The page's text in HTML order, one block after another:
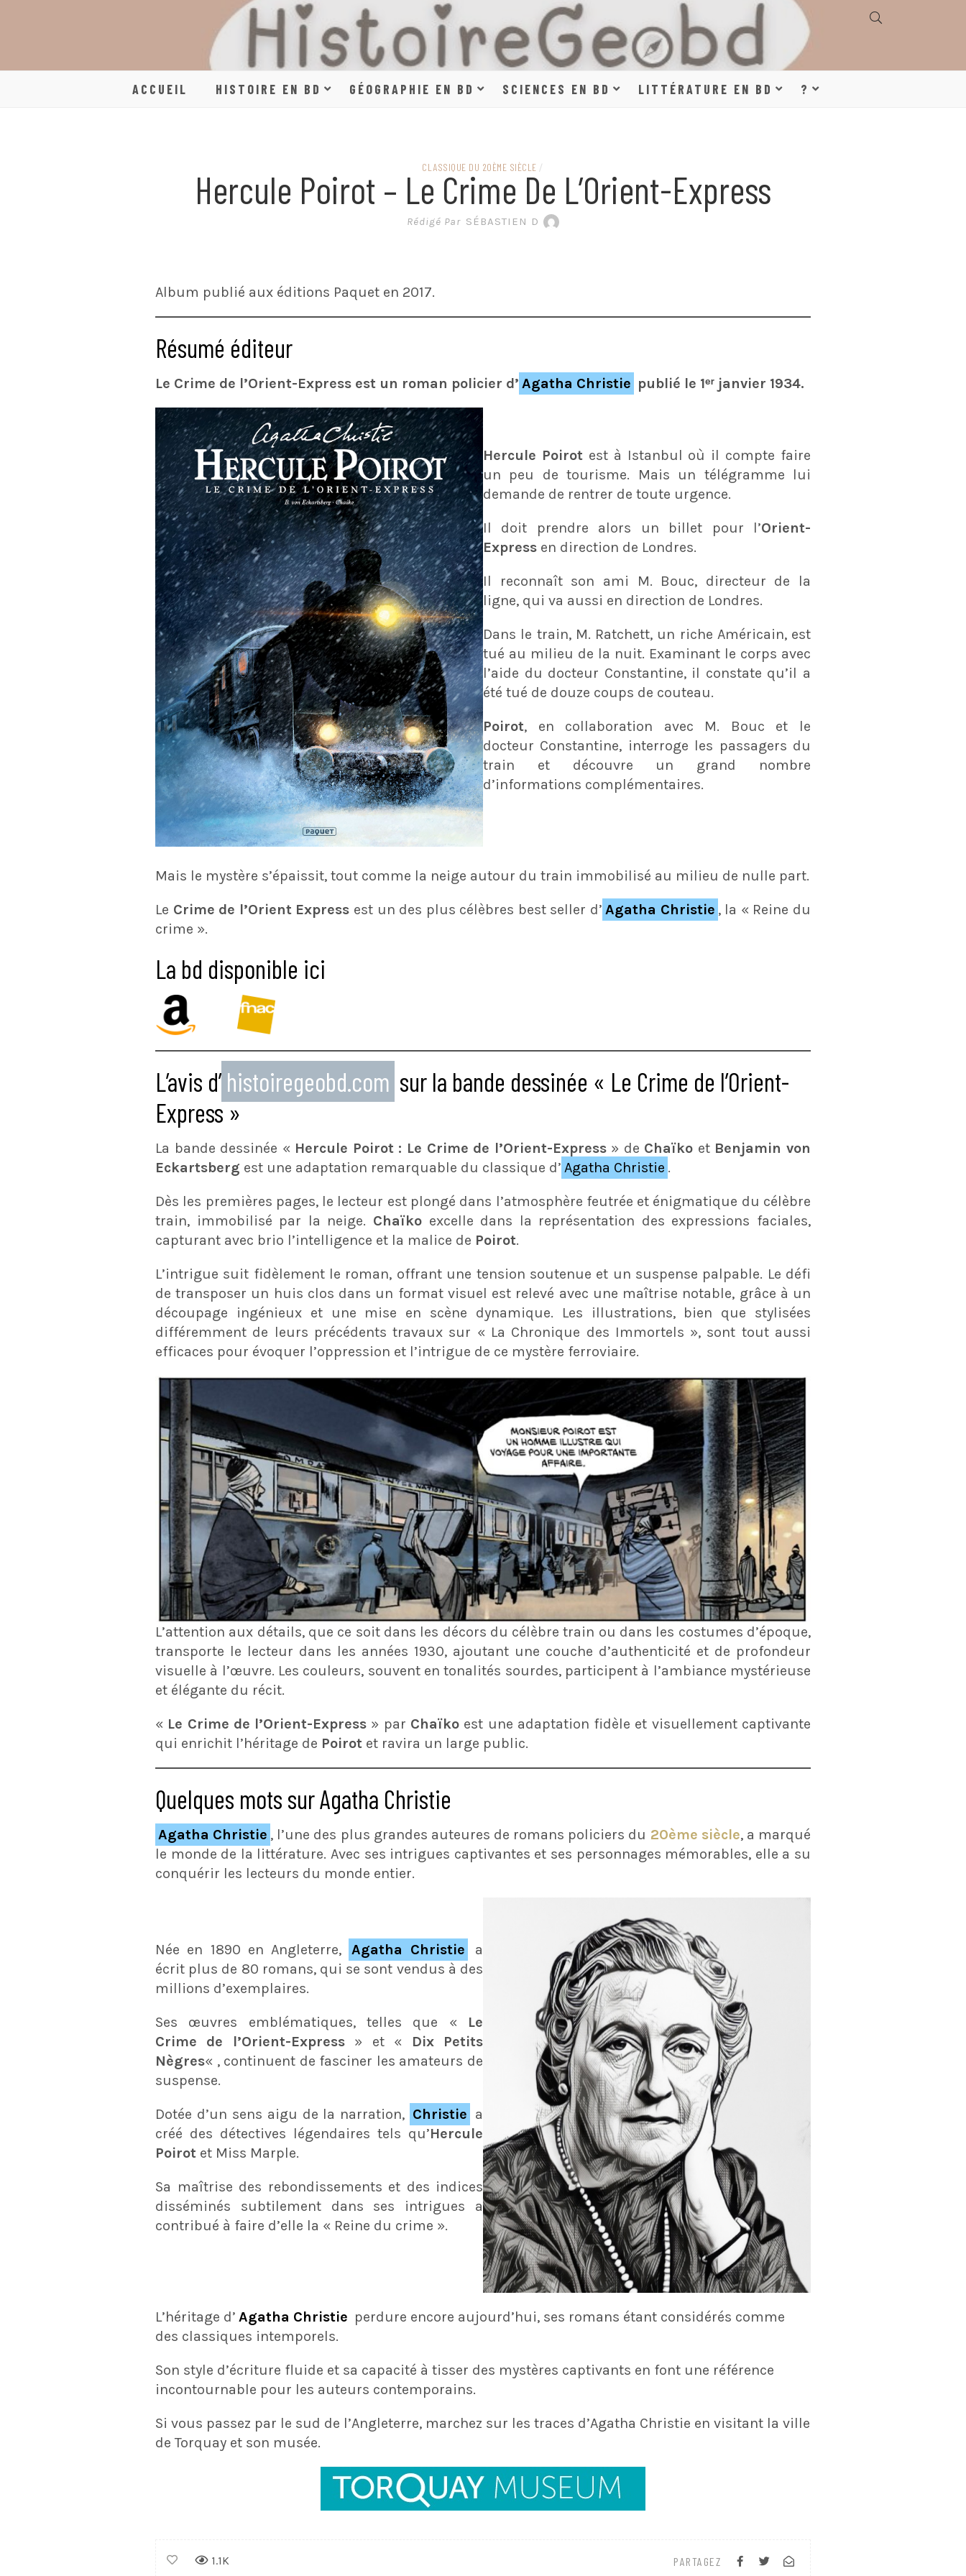
HISTOIRE, GÉOGRAPHIE,
SCIENCES, LITTÉRATURE
EN BANDE DESSINÉE
ACCUEIL HISTOIRE EN BD GÉOGRAPHIE EN BD SCIENCES EN BD LITTÉRATURE EN BD ?
CLASSIQUE DU 20ÈME SIÈCLE /
Hercule Poirot – Le Crime De L’Orient-Express
Rédigé Par SÉBASTIEN D
Album publié aux éditions Paquet en 2017.
Résumé éditeur
Le Crime de l’Orient-Express est un roman policier d’ Agatha Christie publié le 1ᵉʳ janvier 1934.
Hercule Poirotest à Istanbul où il compte faire
un peu de tourisme. Mais un télégramme lui
demande de rentrer de toute urgence.
Il doit prendre alors un billet pour l’Orient-
Express en direction de Londres.
Il reconnaît son ami M. Bouc, directeur de la
ligne, qui va aussi en direction de Londres.
Dans le train, M. Ratchett, un riche Américain, est
tué au milieu de la nuit. Examinant le corps avec
l’aide du docteur Constantine, il constate qu’il a
été tué de douze coups de couteau.
Poirot, en collaboration avec M. Bouc et le
docteur Constantine, interroge les passagers du
train et découvre un grand nombre
d’informations complémentaires.
Mais le mystère s’épaissit, tout comme la neige autour du train immobilisé au milieu de nulle part.
Le Crime de l’Orient Express est un des plus célèbres best seller d’ Agatha Christie , la « Reine du
crime ».
La bd disponible ici
L’avis d’ histoiregeobd.com sur la bande dessinée « Le Crime de l’Orient-
Express »
La bande dessinée « Hercule Poirot : Le Crime de l’Orient-Express» de Chaïko et Benjamin von
Eckartsberg est une adaptation remarquable du classique d’ Agatha Christie .
Dès les premières pages, le lecteur est plongé dans l’atmosphère feutrée et énigmatique du célèbre
train, immobilisé par la neige. Chaïko excelle dans la représentation des expressions faciales,
capturant avec brio l’intelligence et la malice de Poirot.
L’intrigue suit fidèlement le roman, offrant une tension soutenue et un suspense palpable. Le défi
de transposer un huis clos dans un format visuel est relevé avec une maîtrise notable, grâce à un
découpage ingénieux et une mise en scène dynamique. Les illustrations, bien que stylisées
différemment de leurs précédents travaux sur « La Chronique des Immortels », sont tout aussi
efficaces pour évoquer l’oppression et l’intrigue de ce mystère ferroviaire.
L’attention aux détails, que ce soit dans les décors du célèbre train ou dans les costumes d’époque,
transporte le lecteur dans les années 1930, ajoutant une couche d’authenticité et de profondeur
visuelle à l’œuvre. Les couleurs, souvent en tonalités sourdes, participent à l’ambiance mystérieuse
et élégante du récit.
« Le Crime de l’Orient-Express » par Chaïko est une adaptation fidèle et visuellement captivante
qui enrichit l’héritage de Poirot et ravira un large public.
Quelques mots sur Agatha Christie
Agatha Christie , l’une des plus grandes auteures de romans policiers du 20ème siècle, a marqué
le monde de la littérature. Avec ses intrigues captivantes et ses personnages mémorables, elle a su
conquérir les lecteurs du monde entier.
Née en 1890 en Angleterre, Agatha Christie
a
écrit plus de 80 romans, qui se sont vendus à des
millions d’exemplaires.
Ses œuvres emblématiques, telles que « Le
Crime de l’Orient-Express» et «
Dix Petits
Nègres« , continuent de fasciner les amateurs de
suspense.
Dotée d’un sens aigu de la narration, Christie a
créé des détectives légendaires tels qu’Hercule
Poirot et Miss Marple.
Sa maîtrise des rebondissements et des indices
disséminés subtilement dans ses intrigues a
contribué à faire d’elle la « Reine du crime ».
L’héritage d’ Agatha Christie perdure encore aujourd’hui, ses romans étant considérés comme
des classiques intemporels.
Son style d’écriture fluide et sa capacité à tisser des mystères captivants en font une référence
incontournable pour les auteurs contemporains.
Si vous passez par le sud de l’Angleterre, marchez sur les traces d’Agatha Christie en visitant la ville
de Torquay et son musée.
PARTAGEZ
1.1K